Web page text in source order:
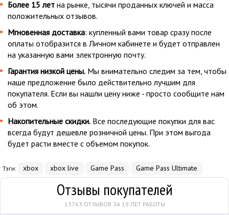
Более 15 лет на рынке, тысячи проданных ключей и масса
положительных отзывов.
Мгновенная доставка: купленный вами товар сразу после
оплаты отобразится в Личном кабинете и будет отправлен
на указанную вами электронную почту.
Гарантия низкой цены. Мы внимательно следим за тем, чтобы
наше предложение было действительно лучшим для
покупателя. Если вы нашли цену ниже - просто сообщите нам
об этом.
Накопительные скидки. Все последующие покупки для вас
всегда будут дешевле розничной цены. При этом выгода
будет расти вместе с объемом покупок.
Тэги: xbox xbox live Game Pass Game Pass Ultimate
Отзывы покупателей
13763 ОТЗЫВОВ ЗА 19 ЛЕТ РАБОТЫ